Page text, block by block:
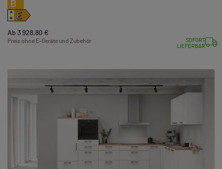
B
A
↑
G E
Ab 3 928,80 €
Preis ohne E-Geräte und Zubehör
SOFORT
LIEFERBAR